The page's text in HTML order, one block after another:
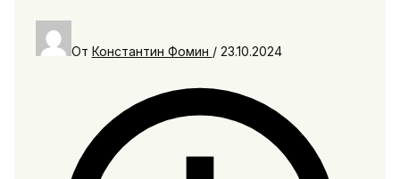
От Константин Фомин / 23.10.2024